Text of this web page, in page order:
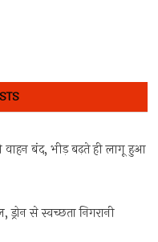
वाहन बंद, भीड़ बढ़ते ही लागू हुआ
ड्रोन से स्वच्छता निगरानी